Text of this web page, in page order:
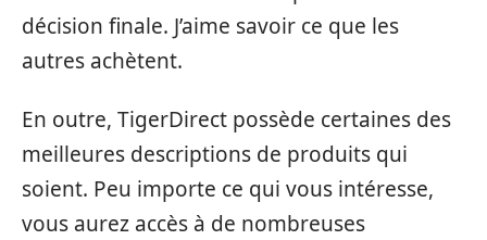
décision finale. J’aime savoir ce que les
autres achètent.
En outre, TigerDirect possède certaines des
meilleures descriptions de produits qui
soient. Peu importe ce qui vous intéresse,
vous aurez accès à de nombreuses